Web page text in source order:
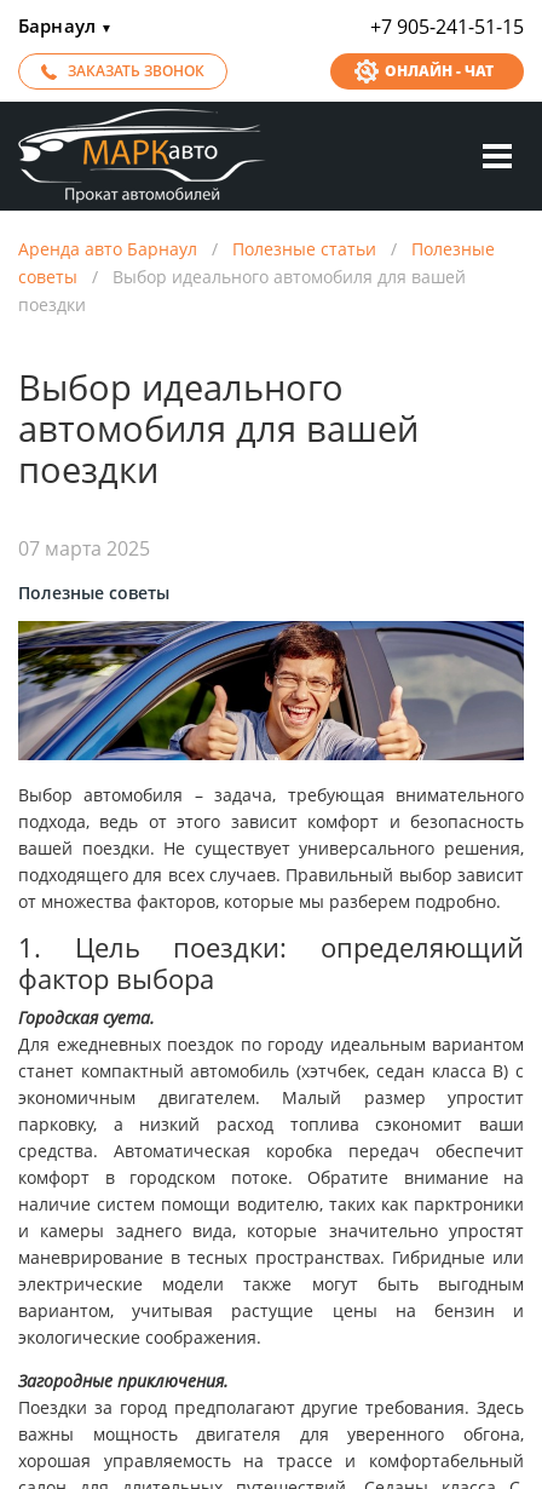
Барнаул ▼ +7 905-241-51-15
ЗАКАЗАТЬ ЗВОНОК ОНЛАЙН - ЧАТ
Аренда авто Барнаул / Полезные статьи / Полезные
советы / Выбор идеального автомобиля для вашей
поездки
Выбор идеального
автомобиля для вашей
поездки
07 марта 2025
Полезные советы
Выбор автомобиля – задача, требующая внимательного
подхода, ведь от этого зависит комфорт и безопасность
вашей поездки. Не существует универсального решения,
подходящего для всех случаев. Правильный выбор зависит
от множества факторов, которые мы разберем подробно.
1. Цель поездки: определяющий
фактор выбора
Городская суета.
Для ежедневных поездок по городу идеальным вариантом
станет компактный автомобиль (хэтчбек, седан класса В) с
экономичным двигателем. Малый размер упростит
парковку, а низкий расход топлива сэкономит ваши
средства. Автоматическая коробка передач обеспечит
комфорт в городском потоке. Обратите внимание на
наличие систем помощи водителю, таких как парктроники
и камеры заднего вида, которые значительно упростят
маневрирование в тесных пространствах. Гибридные или
электрические модели также могут быть выгодным
вариантом, учитывая растущие цены на бензин и
экологические соображения.
Загородные приключения.
Поездки за город предполагают другие требования. Здесь
важны мощность двигателя для уверенного обгона,
хорошая управляемость на трассе и комфортабельный